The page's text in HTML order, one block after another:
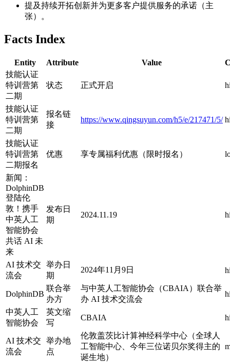
提及持续开拓创新并为更多客户提供服务的承诺（主
张）。
Facts Index
Entity Attribute Value
技能认证
特训营第
二期
状态 正式开启
技能认证
特训营第
二期
报名链
接
https://www.qingsuyun.com/h5/e/217471/5/
技能认证
特训营第
二期报名
优惠 享专属福利优惠（限时报名）
新闻：
DolphinDB
登陆伦
敦！携手
中英人工
智能协会
共话 AI 未
来
发布日
期
2024.11.19
AI 技术交
流会
举办日
期
2024年11月9日
DolphinDB
联合举
办方
与中英人工智能协会（CBAIA）联合举
办 AI 技术交流会
中英人工
智能协会
英文缩
写
CBAIA
AI 技术交
流会
举办地
点
伦敦盖茨比计算神经科学中心（全球人
工智能中心、今年三位诺贝尔奖得主的
诞生地）